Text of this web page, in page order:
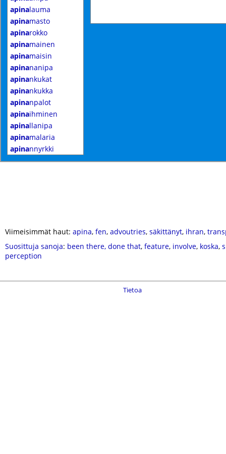
apinalauma
apinamasto
apinarokko
apinamainen
apinamaisin
apinananipa
apinankukat
apinankukka
apinanpalot
apinaihminen
apinallanipa
apinamalaria
apinannyrkki
Viimeisimmät haut: apina, fen, advoutries, säkittänyt, ihran,
Suosittuja sanoja: been there, done that, feature, involve, koska,
perception
Tietoa